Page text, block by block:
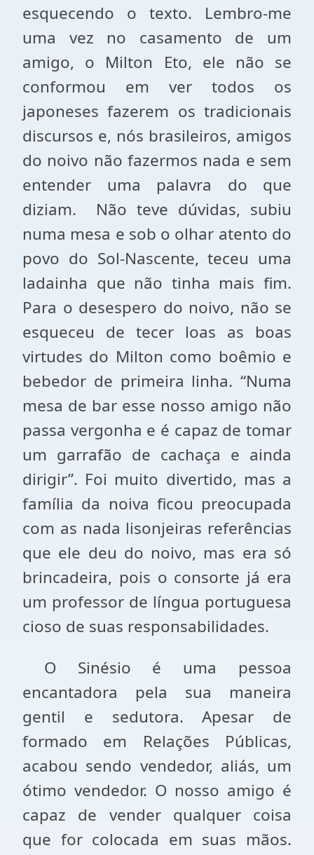
esquecendo o texto. Lembro-me
uma vez no casamento de um
amigo, o Milton Eto, ele não se
conformou em ver todos os
japoneses fazerem os tradicionais
discursos e, nós brasileiros, amigos
do noivo não fazermos nada e sem
entender uma palavra do que
diziam. Não teve dúvidas, subiu
numa mesa e sob o olhar atento do
povo do Sol-Nascente, teceu uma
ladainha que não tinha mais fim.
Para o desespero do noivo, não se
esqueceu de tecer loas as boas
virtudes do Milton como boêmio e
bebedor de primeira linha. “Numa
mesa de bar esse nosso amigo não
passa vergonha e é capaz de tomar
um garrafão de cachaça e ainda
dirigir”. Foi muito divertido, mas a
família da noiva ficou preocupada
com as nada lisonjeiras referências
que ele deu do noivo, mas era só
brincadeira, pois o consorte já era
um professor de língua portuguesa
cioso de suas responsabilidades.
O Sinésio é uma pessoa
encantadora pela sua maneira
gentil e sedutora. Apesar de
formado em Relações Públicas,
acabou sendo vendedor, aliás, um
ótimo vendedor. O nosso amigo é
capaz de vender qualquer coisa
que for colocada em suas mãos.